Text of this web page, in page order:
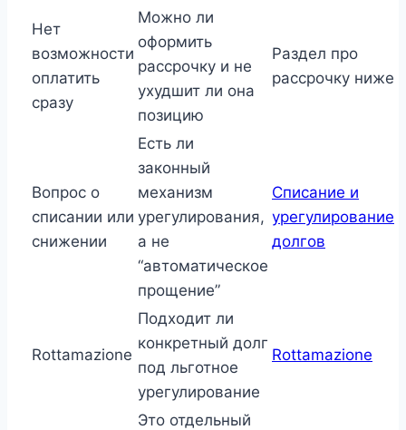
Нет
возможности
оплатить
сразу
Можно ли
оформить
рассрочку и не
ухудшит ли она
позицию
Раздел про
рассрочку ниже
Вопрос о
списании или
снижении
Есть ли
законный
механизм
урегулирования,
а не
“автоматическое
прощение”
Списание и
урегулирование
долгов
Rottamazione
Подходит ли
конкретный долг
под льготное
урегулирование
Rottamazione
Это отдельный